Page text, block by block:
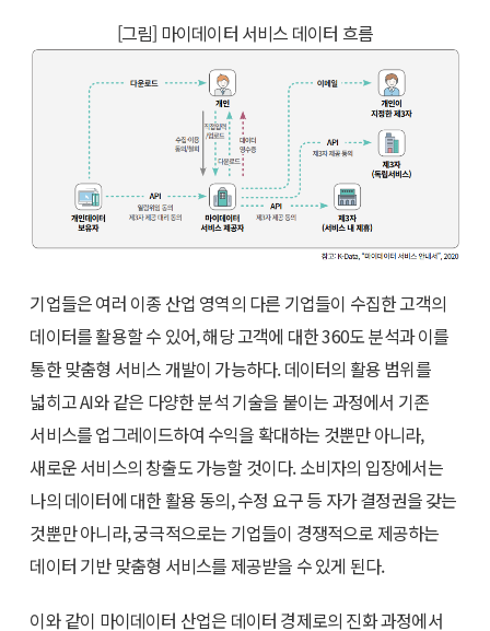
[그림] 마이데이터 서비스 데이터 흐름
기업들은 여러 이종 산업 영역의 다른 기업들이 수집한 고객의
데이터를 활용할 수 있어, 해당 고객에 대한 360도 분석과 이를
통한 맞춤형 서비스 개발이 가능하다. 데이터의 활용 범위를
넓히고 AI와 같은 다양한 분석 기술을 붙이는 과정에서 기존
서비스를 업그레이드하여 수익을 확대하는 것뿐만 아니라,
새로운 서비스의 창출도 가능할 것이다. 소비자의 입장에서는
나의 데이터에 대한 활용 동의, 수정 요구 등 자가 결정권을 갖는
것뿐만 아니라, 궁극적으로는 기업들이 경쟁적으로 제공하는
데이터 기반 맞춤형 서비스를 제공받을 수 있게 된다.
이와 같이 마이데이터 산업은 데이터 경제로의 진화 과정에서